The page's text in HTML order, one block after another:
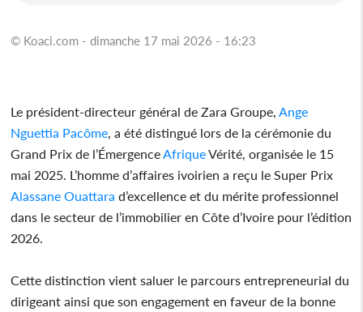
© Koaci.com - dimanche 17 mai 2026 - 16:23
Le président-directeur général de Zara Groupe, Ange
Nguettia Pacôme , a été distingué lors de la cérémonie du
Grand Prix de l’Émergence AfriqueVérité, organisée le 15
mai 2025. L’homme d’affaires ivoirien a reçu le Super Prix
Alassane Ouattara d’excellence et du mérite professionnel
dans le secteur de l’immobilier en Côte d’Ivoire pour l’édition
2026.
Cette distinction vient saluer le parcours entrepreneurial du
dirigeant ainsi que son engagement en faveur de la bonne